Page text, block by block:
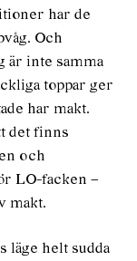
har de
Och
är inte samma
toppar ger
har makt.
det finns
och
LO-facken –
makt.
läge helt sudda